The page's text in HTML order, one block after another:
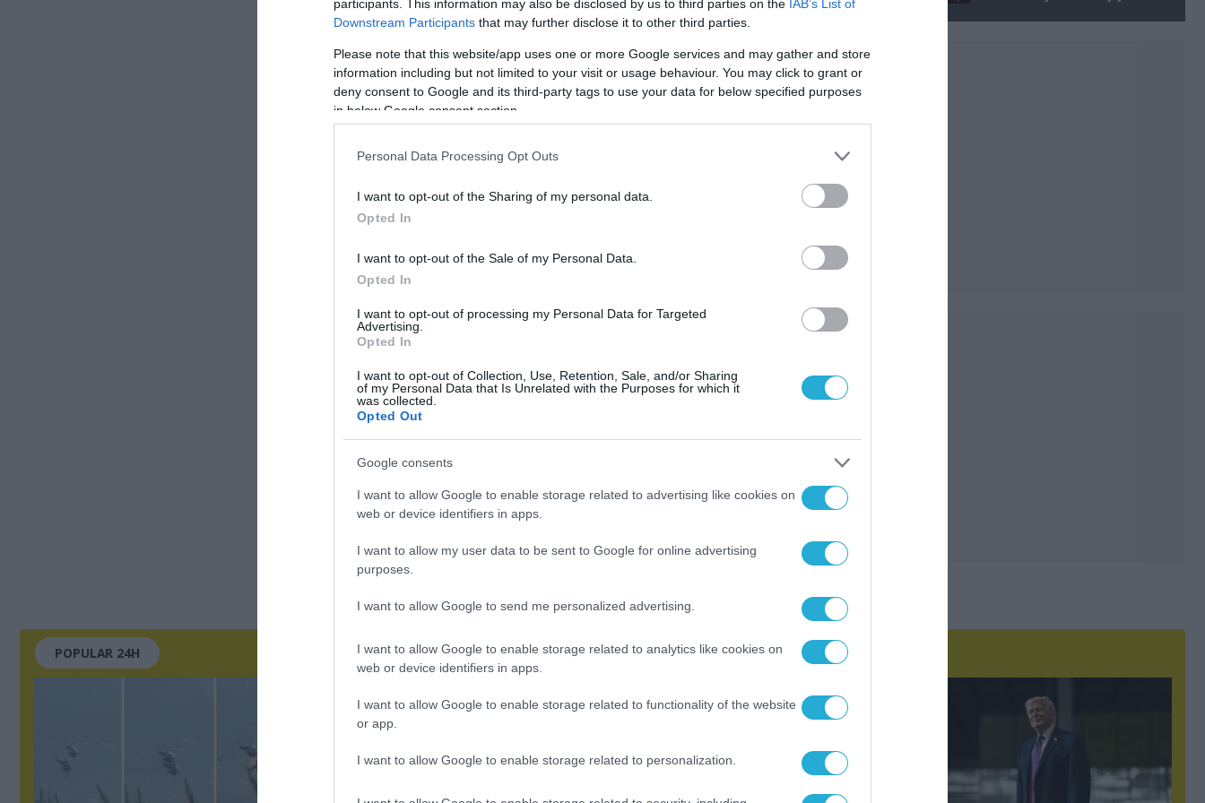
participants. This information may also be disclosed by us to third parties on the IAB’s List of
Downstream Participants that may further disclose it to other third parties.
Please note that this website/app uses one or more Google services and may gather and store
information including but not limited to your visit or usage behaviour. You may click to grant or
deny consent to Google and its third-party tags to use your data for below specified purposes
in below Google consent section.
Personal Data Processing Opt Outs
I want to opt-out of the Sharing of my personal data.
Opted In
I want to opt-out of the Sale of my Personal Data.
Opted In
I want to opt-out of processing my Personal Data for Targeted
Advertising.
Opted In
I want to opt-out of Collection, Use, Retention, Sale, and/or Sharing
of my Personal Data that Is Unrelated with the Purposes for which it
was collected.
Opted Out
Google consents
I want to allow Google to enable storage related to advertising like cookies on
web or device identifiers in apps.
I want to allow my user data to be sent to Google for online advertising
purposes.
I want to allow Google to send me personalized advertising.
I want to allow Google to enable storage related to analytics like cookies on
web or device identifiers in apps.
I want to allow Google to enable storage related to functionality of the website
or app.
I want to allow Google to enable storage related to personalization.
ΣΧΟΛΙΑΣΤΕ ΤΟ ΑΡΘΡΟ
Χιροσίμα!
POPULAR 24H